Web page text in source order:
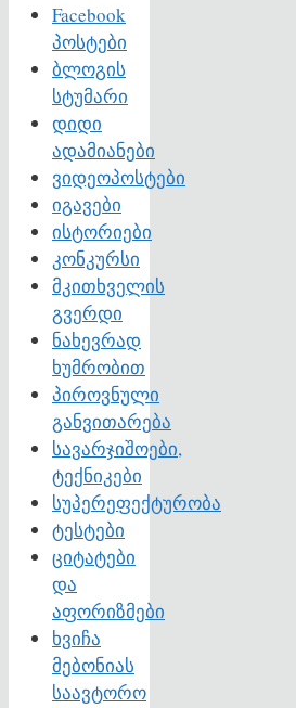
Facebook
პოსტები
ბლოგის
სტუმარი
დიდი
ადამიანები
ვიდეოპოსტები
იგავები
ისტორიები
კონკურსი
მკითხველის
გვერდი
ნახევრად
ხუმრობით
პიროვნული
განვითარება
სავარჯიშოები,
ტექნიკები
სუპერეფექტურობა
ტესტები
ციტატები
და
აფორიზმები
ხვიჩა
მებონიას
საავტორო